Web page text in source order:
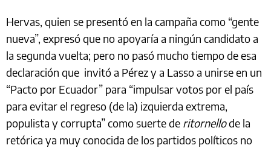
Hervas, quien se presentó en la campaña como “gente
nueva”, expresó que no apoyaría a ningún candidato a
la segunda vuelta; pero no pasó mucho tiempo de esa
declaración que invitó a Pérez y a Lasso a unirse en un
“Pacto por Ecuador” para “impulsar votos por el país
para evitar el regreso (de la) izquierda extrema,
populista y corrupta” como suerte de ritornellode la
retórica ya muy conocida de los partidos políticos no